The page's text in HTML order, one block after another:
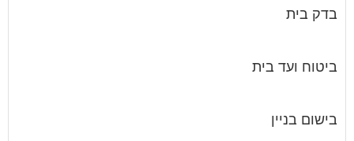
בדק בית
ביטוח ועד בית
בישום בניין